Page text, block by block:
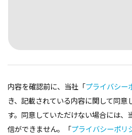
内容を確認前に、当社「プライバシー
き、記載されている内容に関して同意
す。同意していただけない場合には、
信ができません。「プライバシーポリ